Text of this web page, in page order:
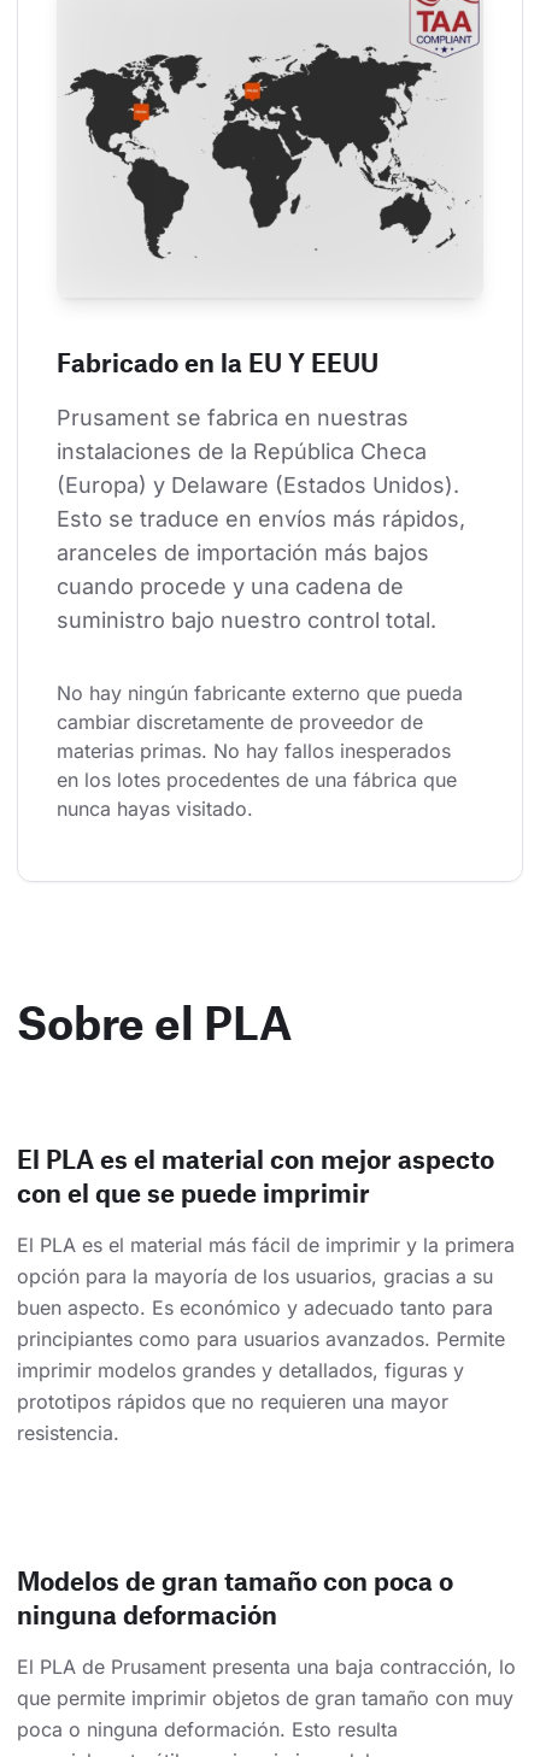
Fabricado en la EU Y EEUU
Prusament se fabrica en nuestras
instalaciones de la República Checa
(Europa) y Delaware (Estados Unidos).
Esto se traduce en envíos más rápidos,
aranceles de importación más bajos
cuando procede y una cadena de
suministro bajo nuestro control total.
No hay ningún fabricante externo que pueda
cambiar discretamente de proveedor de
materias primas. No hay fallos inesperados
en los lotes procedentes de una fábrica que
nunca hayas visitado.
Sobre el PLA
El PLA es el material con mejor aspecto
con el que se puede imprimir
El PLA es el material más fácil de imprimir y la primera
opción para la mayoría de los usuarios, gracias a su
buen aspecto. Es económico y adecuado tanto para
principiantes como para usuarios avanzados. Permite
imprimir modelos grandes y detallados, figuras y
prototipos rápidos que no requieren una mayor
resistencia.
Modelos de gran tamaño con poca o
ninguna deformación
El PLA de Prusament presenta una baja contracción, lo
que permite imprimir objetos de gran tamaño con muy
poca o ninguna deformación. Esto resulta